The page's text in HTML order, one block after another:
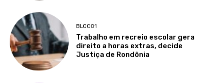
BLOCO1
Trabalho em recreio escolar gera
direito a horas extras, decide
Justiça de Rondônia